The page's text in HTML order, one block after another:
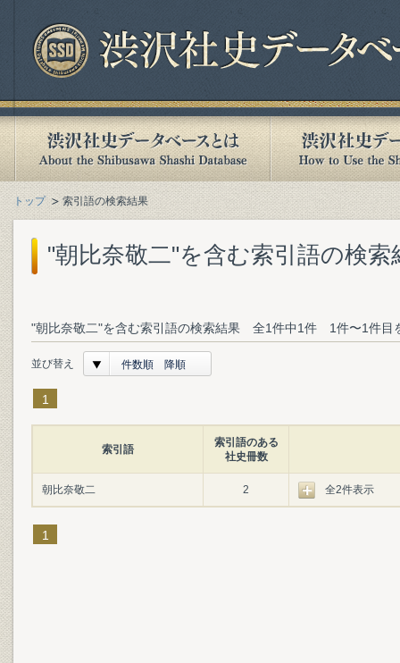
トップ 索引語の検索結果
"朝比奈敬二"を含む索引語の検索
"朝比奈敬二"を含む索引語の検索結果 全1件中1件 1件〜1件目
並び替え 件数順 降順
1
索引語
索引語のある
社史冊数
朝比奈敬二 2 全2件表示
1